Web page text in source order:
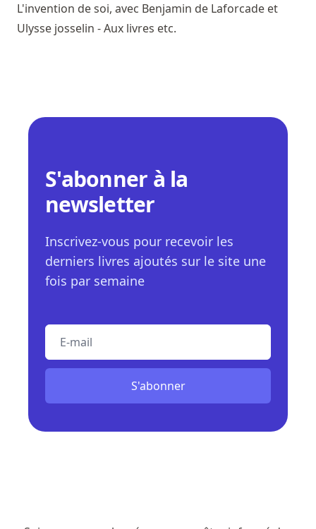
L'invention de soi, avec Benjamin de Laforcade et
Ulysse josselin - Aux livres etc.
S'abonner à la
newsletter
Inscrivez-vous pour recevoir les
derniers livres ajoutés sur le site une
fois par semaine
E-mail
S'abonner